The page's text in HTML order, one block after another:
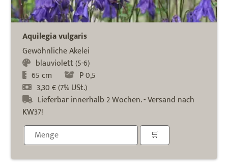
Aquilegia vulgaris
Gewöhnliche Akelei
blauviolett (5-6)
65 cm
P 0,5
3,30 € (7% USt.)
Lieferbar innerhalb 2 Wochen. - Versand nach
KW37!